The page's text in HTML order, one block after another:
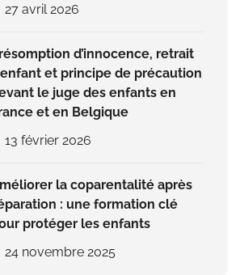
27 avril 2026
d’innocence, retrait
et principe de précaution
le juge des enfants en
et en Belgique
13 février 2026
la coparentalité après
: une formation clé
protéger les enfants
24 novembre 2025